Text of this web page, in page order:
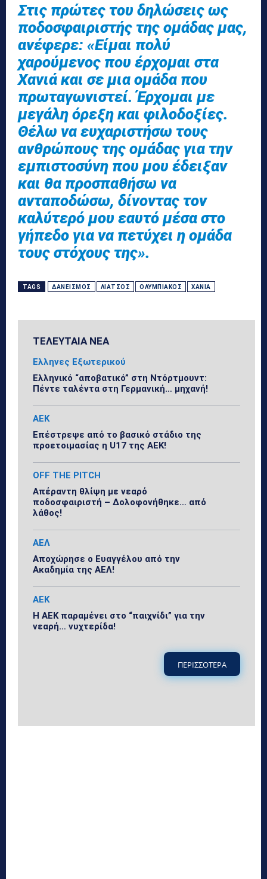
Στις πρώτες του δηλώσεις ως
ποδοσφαιριστής της ομάδας μας,
ανέφερε: «Είμαι πολύ
χαρούμενος που έρχομαι στα
Χανιά και σε μια ομάδα που
πρωταγωνιστεί. Έρχομαι με
μεγάλη όρεξη και φιλοδοξίες.
Θέλω να ευχαριστήσω τους
ανθρώπους της ομάδας για την
εμπιστοσύνη που μου έδειξαν
και θα προσπαθήσω να
ανταποδώσω, δίνοντας τον
καλύτερό μου εαυτό μέσα στο
γήπεδο για να πετύχει η ομάδα
τους στόχους της».
TAGS ΔΑΝΕΙΣΜΌΣ ΛΙΆΤΣΟΣ ΟΛΥΜΠΙΑΚΌΣ ΧΑΝΙΆ
ΤΕΛΕΥΤΑΙΑ ΝΕΑ
Ελληνες Εξωτερικού
Ελληνικό “αποβατικό” στη Ντόρτμουντ:
Πέντε ταλέντα στη Γερμανική… μηχανή!
ΑΕΚ
Επέστρεψε από το βασικό στάδιο της
προετοιμασίας η U17 της ΑΕΚ!
OFF THE PITCH
Απέραντη θλίψη με νεαρό
ποδοσφαιριστή – Δολοφονήθηκε… από
λάθος!
ΑΕΛ
Αποχώρησε ο Ευαγγέλου από την
Ακαδημία της ΑΕΛ!
ΑΕΚ
Η ΑΕΚ παραμένει στο “παιχνίδι” για την
νεαρή… νυχτερίδα!
ΠΕΡΙΣΣΟΤΕΡΑ